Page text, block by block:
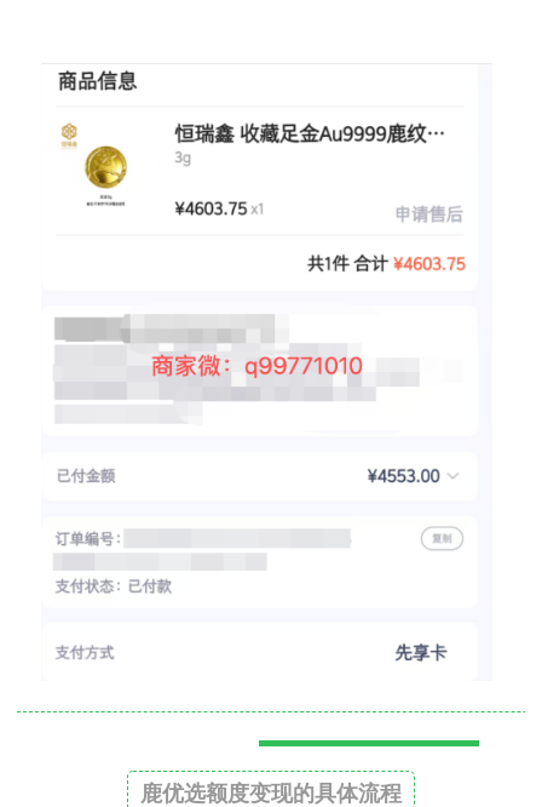
鹿优选额度变现的具体流程